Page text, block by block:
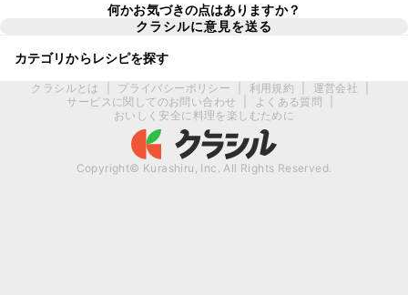
何かお気づきの点はありますか？
クラシルに意見を送る
カテゴリからレシピを探す
クラシルとは プライバシーポリシー 利用規約 運営会社
サービスに関してのお問い合わせ
よくある質問
おいしく安全に料理を楽しむために
Copyright© Kurashiru, Inc. All Rights Reserved.